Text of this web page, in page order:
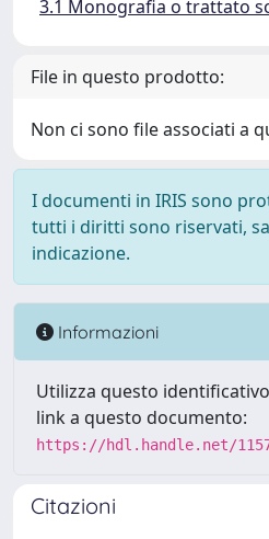
3.1 Monografia o trattato
File in questo prodotto:
Non ci sono file associati a
I documenti in IRIS sono
tutti i diritti sono riservati,
indicazione.
Informazioni
Utilizza questo
link a questo documento:
https://hdl.handle.net/
Citazioni